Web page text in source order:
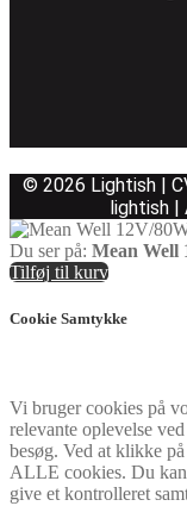
© 2026 Lightish |
lightish |
Du ser på: Mean Well
Tilføj til kurv
Cookie Samtykke
Vi bruger cookies på
relevante oplevelse
besøg. Ved at klikke
ALLE cookies. Du
give et kontrolleret